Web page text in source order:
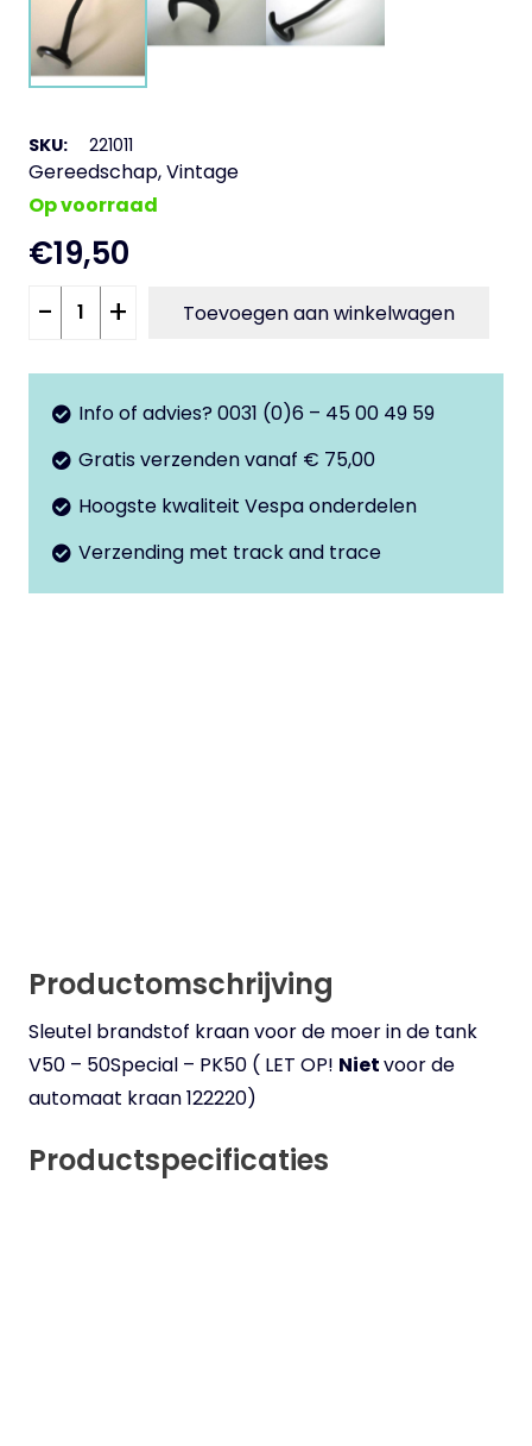
SKU: 221011
Gereedschap,Vintage
Op voorraad
€19,50
Sleutel
brandstof
kraan
aantal
- + Toevoegen aan winkelwagen
Info of advies? 0031 (0)6 – 45 00 49 59
Gratis verzenden vanaf € 75,00
Hoogste kwaliteit Vespa onderdelen
Verzending met track and trace
Productomschrijving
Sleutel brandstof kraan voor de moer in de tank
V50 – 50Special – PK50 ( LET OP! Nietvoor de
automaat kraan 122220)
Productspecificaties